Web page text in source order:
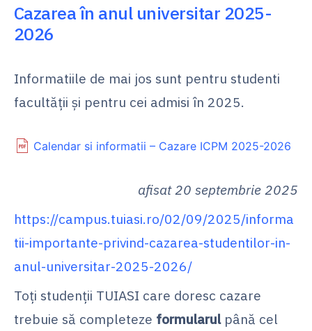
Cazarea în anul universitar 2025-
2026
Informatiile de mai jos sunt pentru studenti
facultății și pentru cei admisi în 2025.
Calendar si informatii – Cazare ICPM 2025-2026
afisat 20 septembrie 2025
https://campus.tuiasi.ro/02/09/2025/informa
tii-importante-privind-cazarea-studentilor-in-
anul-universitar-2025-2026/
Toți studenții TUIASI care doresc cazare
trebuie să completeze formularul până cel